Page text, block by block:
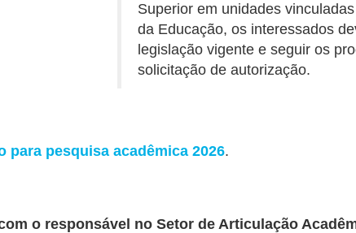
Superior em unidades
da Educação, os interessados
legislação vigente e seguir os
solicitação de autorização.
pesquisa acadêmica 2026.
o responsável no Setor de Articulação